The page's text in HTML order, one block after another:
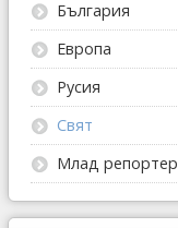
България
Европа
Русия
Свят
Млад репортер